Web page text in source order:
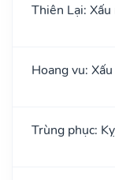
Thiên Lại:
Hoang vu:
Trùng phục: